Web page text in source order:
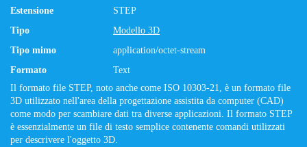
Estensione
STEP
Tipo
Modello 3D
Tipo mimo
application/octet-stream
Formato
Text
Il formato file STEP, noto anche come ISO 10303-21, è un formato file
3D utilizzato nell'area della progettazione assistita da computer (CAD)
come modo per scambiare dati tra diverse applicazioni. Il formato STEP
è essenzialmente un file di testo semplice contenente comandi utilizzati
per descrivere l'oggetto 3D.